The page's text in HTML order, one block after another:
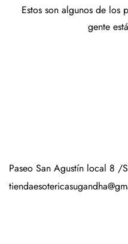
Estos son algunos de los
gente
Paseo San Agustín local 8 /